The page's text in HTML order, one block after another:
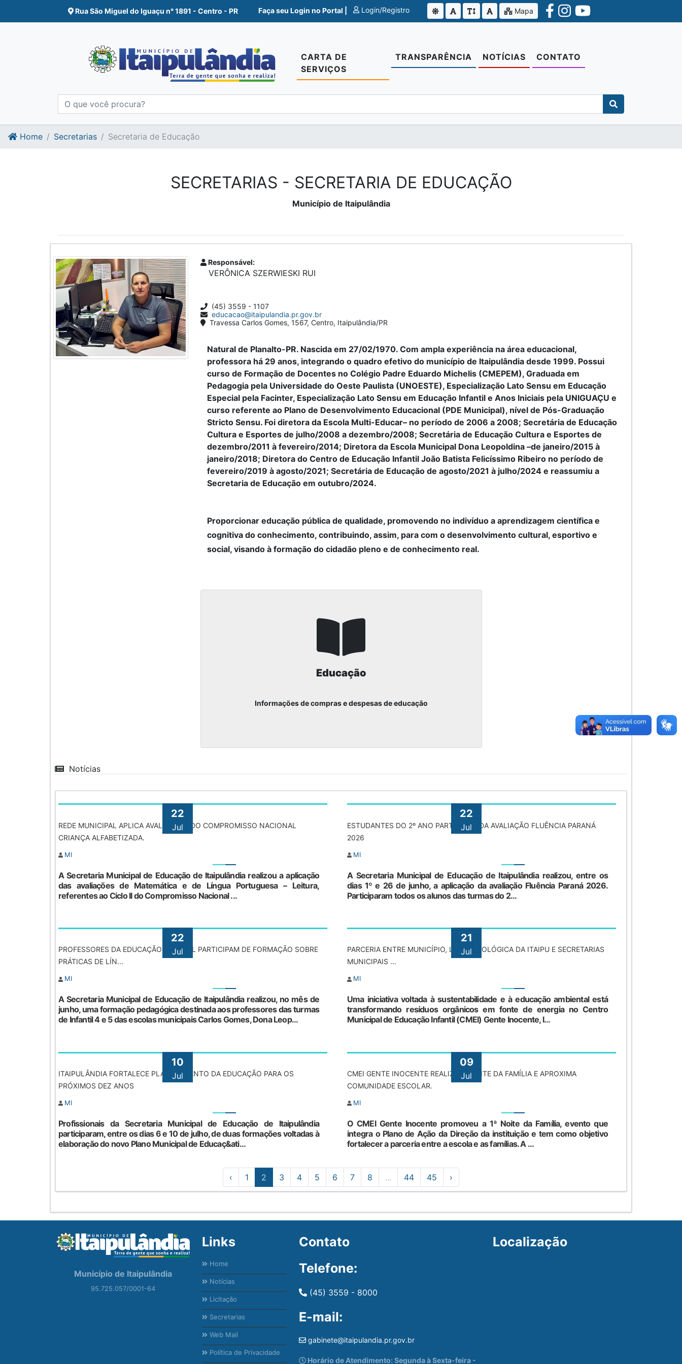
Ir para o conte�do
Ir para o fim do conte�do
Rua São Miguel do Iguaçu n° 1891 - Centro - PR Faça seu Login no Portal | Login/Registro Mapa
CARTA DE
SERVIÇOS
TRANSPARÊNCIA NOTÍCIAS CONTATO
Home Secretarias Secretaria de Educação
SECRETARIAS - SECRETARIA DE EDUCAÇÃO
Município de Itaipulândia
Responsável:
VERÔNICA SZERWIESKI RUI
(45) 3559 - 1107
educacao@itaipulandia.pr.gov.br
Travessa Carlos Gomes, 1567, Centro, Itaipulândia/PR
Natural de Planalto-PR. Nascida em 27/02/1970. Com ampla experiência na área educacional,
professora há 29 anos, integrando o quadro efetivo do município de Itaipulândia desde 1999. Possui
curso de Formação de Docentes no Colégio Padre Eduardo Michelis (CMEPEM), Graduada em
Pedagogia pela Universidade do Oeste Paulista (UNOESTE), Especialização Lato Sensu em Educação
Especial pela Facinter, Especialização Lato Sensu em Educação Infantil e Anos Iniciais pela UNIGUAÇU e
curso referente ao Plano de Desenvolvimento Educacional (PDE Municipal), nível de Pós-Graduação
Stricto Sensu. Foi diretora da Escola Multi-Educar– no período de 2006 a 2008; Secretária de Educação
Cultura e Esportes de julho/2008 a dezembro/2008; Secretária de Educação Cultura e Esportes de
dezembro/2011 à fevereiro/2014; Diretora da Escola Municipal Dona Leopoldina –de janeiro/2015 à
janeiro/2018; Diretora do Centro de Educação Infantil João Batista Felicíssimo Ribeiro no período de
fevereiro/2019 à agosto/2021; Secretária de Educação de agosto/2021 à julho/2024 e reassumiu a
Secretaria de Educação em outubro/2024.
Proporcionar educação pública de qualidade, promovendo no indivíduo a aprendizagem científica e
cognitiva do conhecimento, contribuindo, assim, para com o desenvolvimento cultural, esportivo e
social, visando à formação do cidadão pleno e de conhecimento real.
Educação
Informações de compras e despesas de educação
Plano Municipal de Educação
FUNDEB
de impostos e transferências em MDE (25%), conforme art. 212, CR.
Recursos de programas do governo federal
Conselho Municipal da Educação
Protocolo de Segurança Escolar
Projetos de Incentivo à Cultura e Esportivos
Absenteísmo docente
Notícias
22
Jul
REDE MUNICIPAL APLICA AVALIAÇÕES DO COMPROMISSO NACIONAL
CRIANÇA ALFABETIZADA.
MI
A Secretaria Municipal de Educação de Itaipulândia realizou a aplicação
das avaliações de Matemática e de Língua Portuguesa – Leitura,
referentes ao Ciclo II do Compromisso Nacional ...
22
Jul
ESTUDANTES DO 2º ANO PARTICIPAM DA AVALIAÇÃO FLUÊNCIA PARANÁ
2026
MI
A Secretaria Municipal de Educação de Itaipulândia realizou, entre os
dias 1º e 26 de junho, a aplicação da avaliação Fluência Paraná 2026.
Participaram todos os alunos das turmas do 2...
22
Jul
PROFESSORES DA EDUCAÇÃO INFANTIL PARTICIPAM DE FORMAÇÃO SOBRE
PRÁTICAS DE LÍN...
MI
A Secretaria Municipal de Educação de Itaipulândia realizou, no mês de
junho, uma formação pedagógica destinada aos professores das turmas
de Infantil 4 e 5 das escolas municipais Carlos Gomes, Dona Leop...
21
Jul
PARCERIA ENTRE MUNICÍPIO, LINHA ECOLÓGICA DA ITAIPU E SECRETARIAS
MUNICIPAIS ...
MI
Uma iniciativa voltada à sustentabilidade e à educação ambiental está
transformando resíduos orgânicos em fonte de energia no Centro
Municipal de Educação Infantil (CMEI) Gente Inocente, l...
10
Jul
ITAIPULÂNDIA FORTALECE PLANEJAMENTO DA EDUCAÇÃO PARA OS
PRÓXIMOS DEZ ANOS
MI
Profissionais da Secretaria Municipal de Educação de Itaipulândia
participaram, entre os dias 6 e 10 de julho, de duas formações voltadas à
elaboração do novo Plano Municipal de Educaç&ati...
09
Jul
CMEI GENTE INOCENTE REALIZA 1ª NOITE DA FAMÍLIA E APROXIMA
COMUNIDADE ESCOLAR.
MI
O CMEI Gente Inocente promoveu a 1ª Noite da Família, evento que
integra o Plano de Ação da Direção da instituição e tem como objetivo
fortalecer a parceria entre a escola e as famílias. A ...
‹ 1 2 3 4 5 6 7 8 ... 44 45 ›
Município de Itaipulândia
95.725.057/0001-64
Links
Home
Notícias
Licitação
Secretarias
Web Mail
Política de Privacidade
Contato
Telefone:
(45) 3559 - 8000
E-mail:
gabinete@itaipulandia.pr.gov.br
Horário de Atendimento: Segunda à Sexta-feira -
Localização